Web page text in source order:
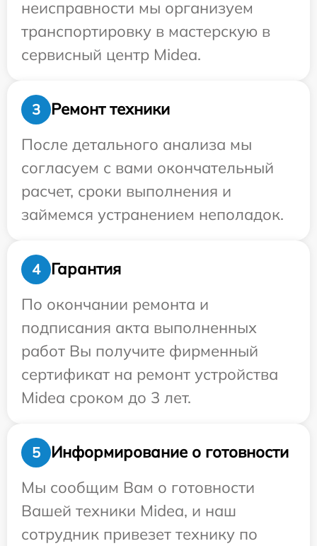
неисправности мы организуем
транспортировку в мастерскую в
сервисный центр Midea.
3
Ремонт техники
После детального анализа мы
согласуем с вами окончательный
расчет, сроки выполнения и
займемся устранением неполадок.
4
Гарантия
По окончании ремонта и
подписания акта выполненных
работ Вы получите фирменный
сертификат на ремонт устройства
Midea сроком до 3 лет.
5
Информирование о готовности
Мы сообщим Вам о готовности
Вашей техники Midea, и наш
сотрудник привезет технику по